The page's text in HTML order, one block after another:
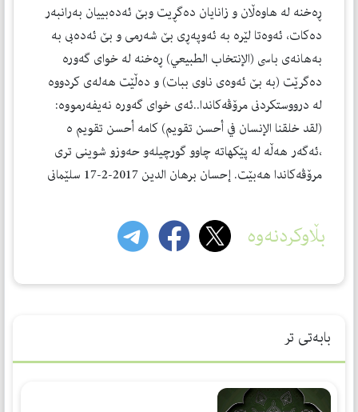
ڕه‌خنه‌ له‌ هاوه‌ڵان و زانايان ده‌گڕيت وبێ ئه‌ده‌بييان به‌رانبه‌ر
ده‌كات، ئه‌وه‌تا لێره‌ به‌ ئه‌وپه‌ڕى بێ شه‌رمى و بێ ئه‌ده‌بى به‌
به‌هانه‌ى باسى (الإنتخاب الطبيعي) ڕه‌خنه‌ له‌ خواى گه‌وره‌
ده‌گرێت (به‌ بێ ئه‌وه‌ى ناوى ببات) و ده‌ڵێت هه‌له‌ى كردووه‌
له‌ درووستكردنى مرۆڤه‌كاندا..ئه‌ى خواى گه‌وره‌ نه‌يفه‌رمووه‌:
(لقد خلقنا الإنسان في أحسن تقويم) كامه‌ أحسن تقويم ه‌
،ئه‌گه‌ر هه‌ڵه‌ له‌ پێكهاته‌ چاوو گورچيله‌و حه‌وزو شوينى ترى
مرۆڤه‌كاندا هه‌بێت. إحسان برهان الدين 2017-2-17 سلێمانى
بڵاوکردنەوە
بابەتی تر